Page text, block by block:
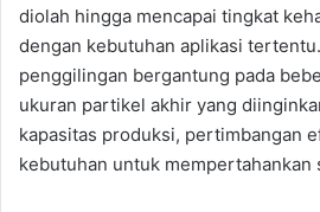
diolah hingga mencapai tingkat
dengan kebutuhan aplikasi
penggilingan bergantung pada
ukuran partikel akhir yang
kapasitas produksi, pertimbangan
kebutuhan untuk